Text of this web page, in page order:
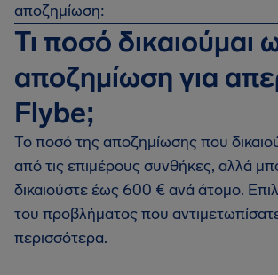
αποζημίωση:
Τι ποσό δικαιούμαι
αποζημίωση για
Flybe;
Το ποσό της αποζημίωσης που
από τις επιμέρους συνθήκες, αλλά
δικαιούστε έως 600 € ανά άτομο.
του προβλήματος που
περισσότερα.